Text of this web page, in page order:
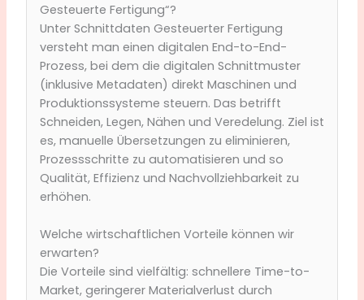
Gesteuerte Fertigung“?
Unter Schnittdaten Gesteuerter Fertigung
versteht man einen digitalen End-to-End-
Prozess, bei dem die digitalen Schnittmuster
(inklusive Metadaten) direkt Maschinen und
Produktionssysteme steuern. Das betrifft
Schneiden, Legen, Nähen und Veredelung. Ziel ist
es, manuelle Übersetzungen zu eliminieren,
Prozessschritte zu automatisieren und so
Qualität, Effizienz und Nachvollziehbarkeit zu
erhöhen.
Welche wirtschaftlichen Vorteile können wir
erwarten?
Die Vorteile sind vielfältig: schnellere Time-to-
Market, geringerer Materialverlust durch